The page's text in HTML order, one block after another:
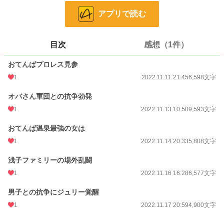
47,267
更新日時 2022.11.21 20:05
初回公開日時
初回完結日時 2022.11.21 20:05
週間ポイント
月間ポイント 0 pt (228,810 位)
累計ポイント 15,090 pt (81,047 位)
アプリで読む
目次 感想（1件）
おてんばプロレス見参
1 2022.11.11 21:456,598文字
オバさん軍団との抗争勃発
1 2022.11.13 10:509,593文字
おてんば温泉最強の女は
1 2022.11.14 20:335,808文字
浅子ファミリーの場外乱闘
1 2022.11.16 16:286,577文字
男子との抗争にジュリー覚醒
1 2022.11.17 20:594,900文字